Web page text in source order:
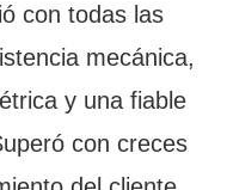
con todas las
mecánica,
y una fiable
con creces